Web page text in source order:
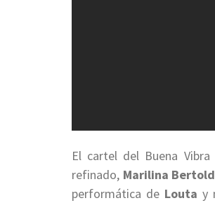
El cartel del Buena
refinado, Marilina
performática de Louta y